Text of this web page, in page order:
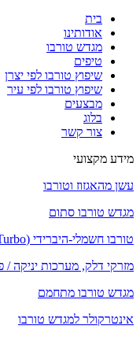
בית
אודותינו
מגדש טורבו
טיפים
שיפוץ טורבו לפי יצרן
שיפוץ טורבו לפי עיר
מבצעים
בלוג
צור קשר
מידע מקצועי
עשן מהאגזוז וטורבו
מגדש טורבו סתום
טורבו חשמלי-היברידי (E-Turbo)
מזרקי דלק, מערכות יניקה
מגדש טורבו מתחמם
אינטרקולר למגדש טורבו